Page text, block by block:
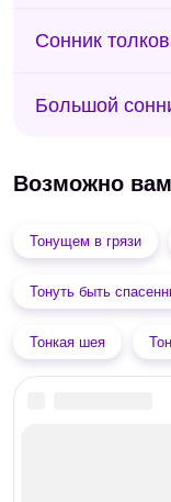
Сонник
Большой
Возможно
Тонущем в грязи
Тонуть быть
Тонкая шея